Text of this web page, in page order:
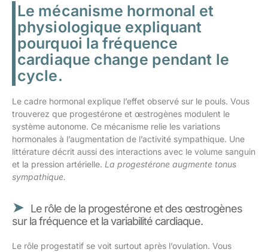
Le mécanisme hormonal et
physiologique expliquant
pourquoi la fréquence
cardiaque change pendant le
cycle.
Le cadre hormonal explique l’effet observé sur le pouls. Vous
trouverez que progestérone et œstrogènes modulent le
système autonome. Ce mécanisme relie les variations
hormonales à l’augmentation de l’activité sympathique. Une
littérature décrit aussi des interactions avec le volume sanguin
et la pression artérielle. La progestérone augmente tonus
sympathique.
Le rôle de la progestérone et des œstrogènes
sur la fréquence et la variabilité cardiaque.
Le rôle progestatif se voit surtout après l’ovulation. Vous